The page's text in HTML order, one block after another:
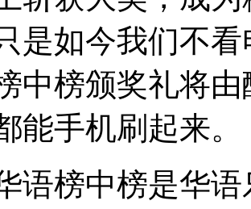
是如今我们不
中榜颁奖礼将
能手机刷起来。
榜中榜是华语